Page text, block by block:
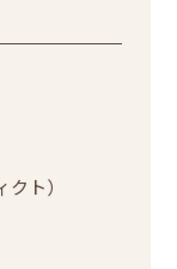
ト）